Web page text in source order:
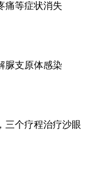
痛等症状消失
脲支原体感染
三个疗程治疗沙眼